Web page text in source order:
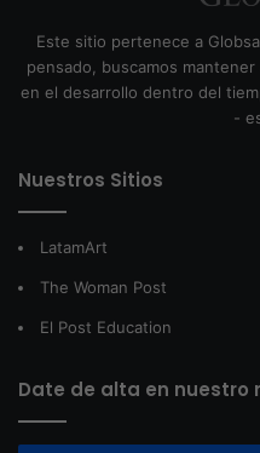
Este sitio pertenece a
pensado, buscamos
en el desarrollo dentro del
-
Nuestros Sitios
LatamArt
The Woman Post
El Post Education
Date de alta en nuestro